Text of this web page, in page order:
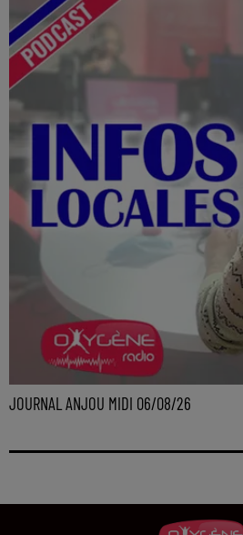
JOURNAL ANJOU MIDI 06/08/26